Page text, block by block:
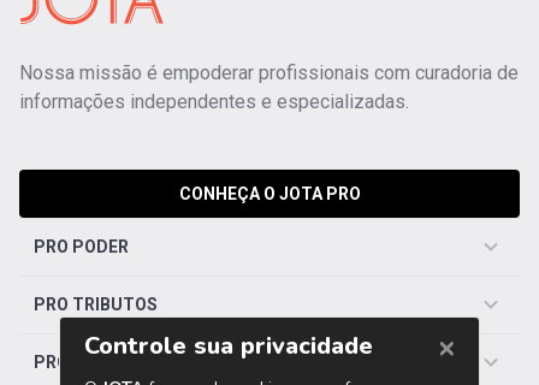
Nossa missão é empoderar profissionais com curadoria de
informações independentes e especializadas.
CONHEÇA O JOTA PRO
PRO PODER
PRO TRIBUTOS
PRO TRABALHISTA